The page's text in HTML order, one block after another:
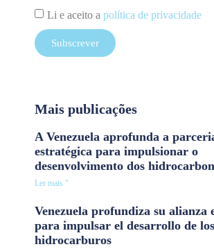
Li e aceito a política de privacidade
Subscrever
Mais publicações
A Venezuela aprofunda a
estratégica para impulsionar o
desenvolvimento dos
Ler mais "
Venezuela profundiza su alianza
para impulsar el desarrollo de los
hidrocarburos